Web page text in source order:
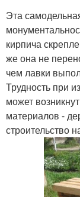
Эта
кирпича
же она не
чем лавки
Трудность при
может
материалов -
строительство